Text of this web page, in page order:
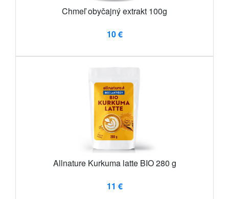
Chmeľ obyčajný extrakt 100g
10 €
Allnature Kurkuma latte BIO 280 g
11 €